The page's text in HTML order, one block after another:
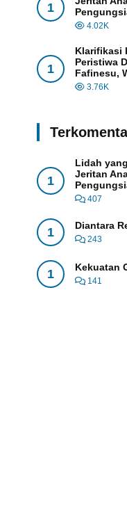
1
4.02K
1
Klarifikasi
Peristiwa
Fafinesu,
3.76K
1
Lidah
Jeritan
407
1 Diantara
243
1 Kekuatan
141